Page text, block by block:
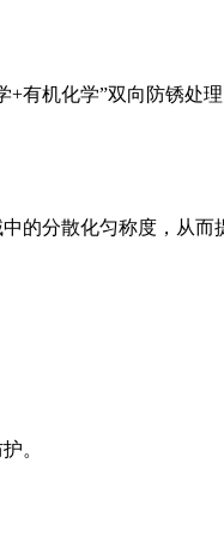
有机化学”双向防锈处理
的分散化匀称度，从而
。